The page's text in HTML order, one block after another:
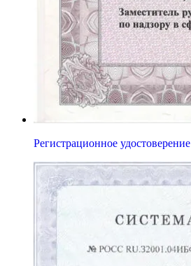
Регистрационное удостоверение